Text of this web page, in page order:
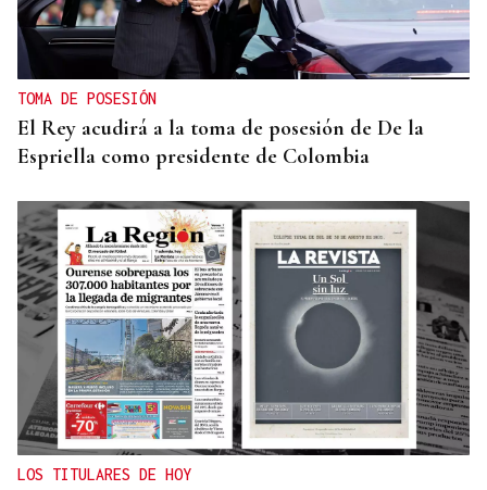
TOMA DE POSESIÓN
El Rey acudirá a la toma de posesión de De la
Espriella como presidente de Colombia
LOS TITULARES DE HOY